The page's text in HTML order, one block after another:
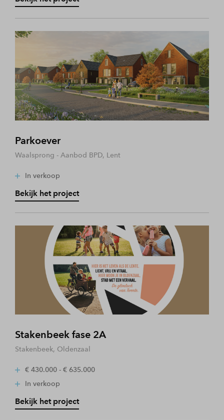
Parkoever
Waalsprong - Aanbod BPD, Lent
In verkoop
Bekijk het project
Stakenbeek fase 2A
Stakenbeek, Oldenzaal
€ 430.000 - € 635.000
In verkoop
Bekijk het project